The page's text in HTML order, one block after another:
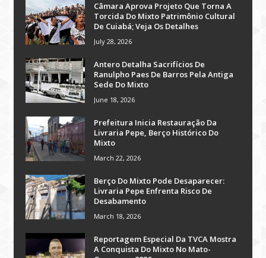
Câmara Aprova Projeto Que Torna A
Torcida Do Mixto Patrimônio Cultural
De Cuiabá; Veja Os Detalhes
July 28, 2026
Antero Detalha Sacrifícios De
Ranulpho Paes De Barros Pela Antiga
Sede Do Mixto
June 18, 2026
Prefeitura Inicia Restauração Da
Livraria Pepe, Berço Histórico Do
Mixto
March 22, 2026
Berço Do Mixto Pode Desaparecer:
Livraria Pepe Enfrenta Risco De
Desabamento
March 18, 2026
Reportagem Especial Da TVCA Mostra
A Conquista Do Mixto No Mato-